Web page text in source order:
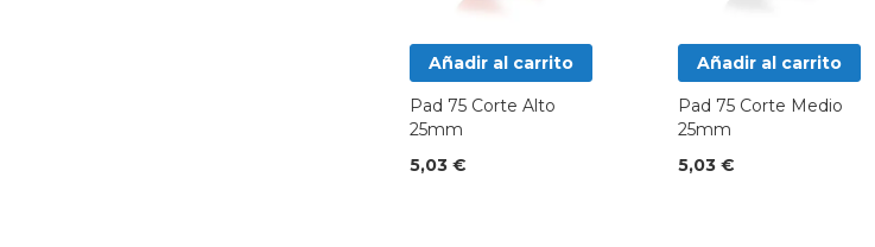
Añadir al carrito
Pad 75 Corte Alto
25mm
5,03 €
Añadir al carrito
Pad 75 Corte Medio
25mm
5,03 €